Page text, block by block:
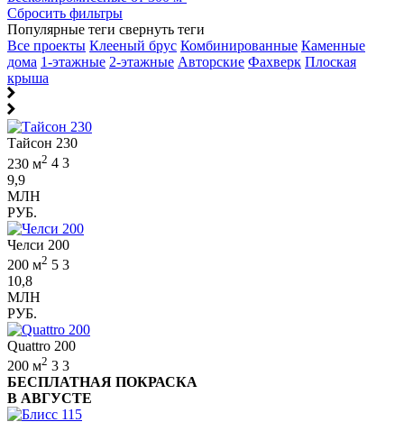
Сбросить фильтры
Популярные теги свернуть теги
Все проекты Клееный брус Комбинированные Каменные
дома 1-этажные 2-этажные Авторские Фахверк Плоская
крыша
Тайсон 230
230 м2 4 3
9,9
МЛН
РУБ.
Челси 200
200 м2 5 3
10,8
МЛН
РУБ.
Quattro 200
200 м2 3 3
БЕСПЛАТНАЯ ПОКРАСКА
В АВГУСТЕ